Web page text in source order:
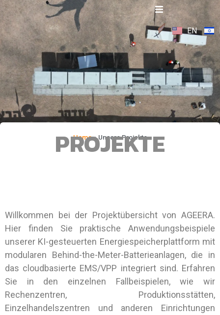
EN
Home»Unsere Projekte
PROJEKTE
Willkommen bei der Projektübersicht von AGEERA.
Hier finden Sie praktische Anwendungsbeispiele
unserer KI-gesteuerten Energiespeicherplattform mit
modularen Behind-the-Meter-Batterieanlagen, die in
das cloudbasierte EMS/VPP integriert sind. Erfahren
Sie in den einzelnen Fallbeispielen, wie wir
Rechenzentren, Produktionsstätten,
Einzelhandelszentren und anderen Einrichtungen